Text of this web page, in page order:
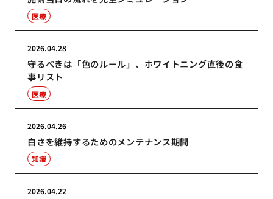
医療
守るべきは「色のルール」、ホワイトニング直後の食
事リスト
2026.04.28
医療
白さを維持するためのメンテナンス期間
2026.04.26
知識
2026.04.22